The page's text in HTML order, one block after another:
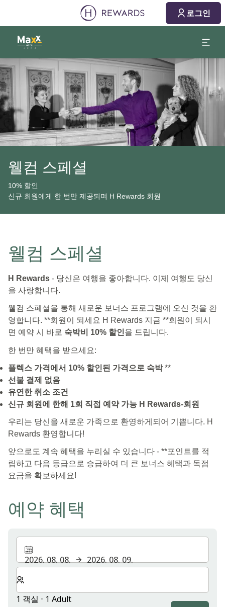
로그인
슬라이드 1 의 1
웰컴 스페셜
10% 할인
신규 회원에게 한 번만 제공되며 H Rewards 회원
웰컴 스페셜
H Rewards - 당신은 여행을 좋아합니다. 이제 여행도 당신
을 사랑합니다.
웰컴 스페셜을 통해 새로운 보너스 프로그램에 오신 것을 환
영합니다. **회원이 되세요 H Rewards 지금 **회원이 되시
면 예약 시 바로 숙박비 10% 할인을 드립니다.
한 번만 혜택을 받으세요:
플렉스 가격에서 10% 할인된 가격으로 숙박**
선불 결제 없음
유연한 취소 조건
신규 회원에 한해 1회 직접 예약 가능 H Rewards-회원
우리는 당신을 새로운 가족으로 환영하게되어 기쁩니다. H
Rewards 환영합니다!
앞으로도 계속 혜택을 누리실 수 있습니다 - **포인트를 적
립하고 다음 등급으로 승급하여 더 큰 보너스 혜택과 독점
요금을 확보하세요!
예약 혜택
2026. 08. 08.
2026. 08. 09.
숙박할 객실 및 게스트 수 선택
1 객실 ⋅ 1 Adult